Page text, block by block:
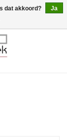
0 Artikelen - €0,00
dat akkoord?
Ja